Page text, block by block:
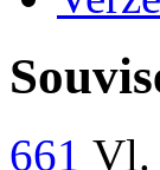
661 Vl.